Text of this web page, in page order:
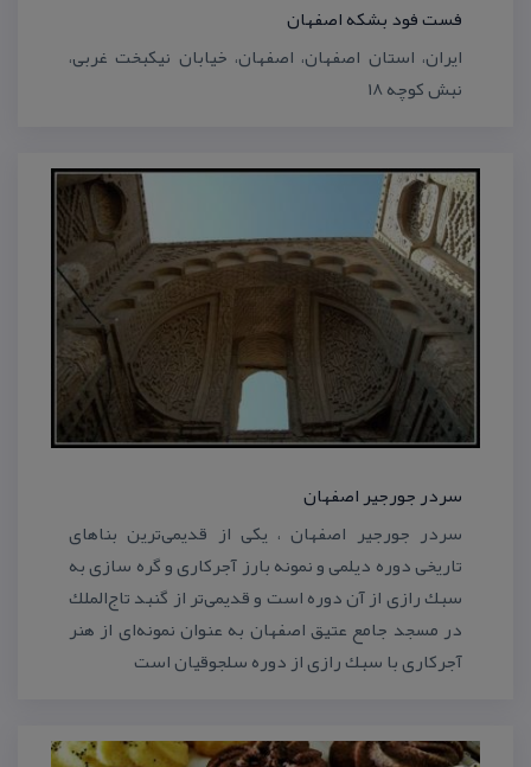
فست فود بشكه اصفهان
ایران، استان اصفهان، اصفهان، خیابان نیكبخت غربی،
نبش كوچه ۱۸
سردر جورجیر اصفهان
سردر جورجیر اصفهان ، یكی از قدیمی‌ترین بناهای
تاریخی دوره دیلمی و نمونه بارز آجركاری و گره سازی به
سبك رازی از آن دوره است و قدیمی‌تر از گنبد تاج‌الملك
در مسجد جامع عتیق اصفهان به عنوان نمونه‌ای از هنر
آجركاری با سبك رازی از دوره سلجوقیان است